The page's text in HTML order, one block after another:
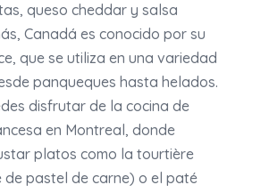
queso cheddar y salsa
Canadá es conocido por su
que se utiliza en una variedad
panqueques hasta helados.
disfrutar de la cocina de
en Montreal, donde
platos como la tourtière
de pastel de carne) o el paté